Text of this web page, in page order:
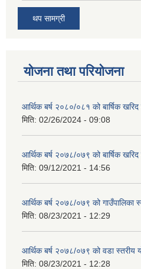
थप सामग्री
योजना तथा परियोजना
आर्थिक बर्ष २०८०/०८१ को बार्षिक खरिद
मिति: 02/26/2024 - 09:08
आर्थिक बर्ष २०७८/०७९ को बार्षिक खरिद
मिति: 09/12/2021 - 14:56
आर्थिक बर्ष २०७८/०७९ को गाउँपालिका
मिति: 08/23/2021 - 12:29
आर्थिक बर्ष २०७८/०७९ को वडा स्तरीय
मिति: 08/23/2021 - 12:28